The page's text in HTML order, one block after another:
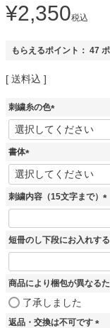
¥2,350税込
もらえるポイント： 47
送料込
刺繍糸の色
(
必
書体
(
必
須
刺繍内容（15文字まで）
(
)
短冊のし下段にお入れす
商品により梱包が異なる
了承しました
返品・交換は不可です